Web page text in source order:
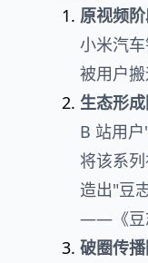
原视频
小米汽
被用户搬
生态形
B 站用
将该系
造出"豆
——《豆
破圈传